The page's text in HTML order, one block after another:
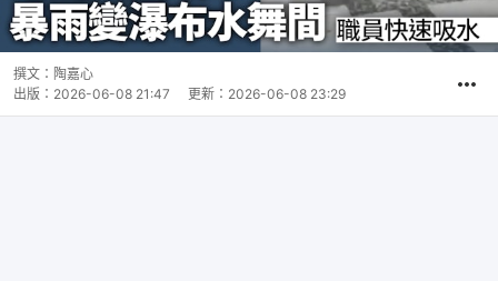
撰文： 陶嘉心
出版： 2026-06-08 21:47 更新： 2026-06-08 23:29